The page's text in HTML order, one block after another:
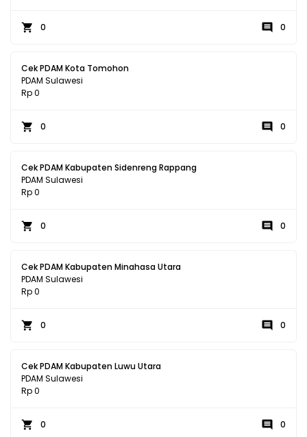
0 0
Cek PDAM Kota Tomohon
PDAM Sulawesi
Rp 0
0 0
Cek PDAM Kabupaten Sidenreng Rappang
PDAM Sulawesi
Rp 0
0 0
Cek PDAM Kabupaten Minahasa Utara
PDAM Sulawesi
Rp 0
0 0
Cek PDAM Kabupaten Luwu Utara
PDAM Sulawesi
Rp 0
0 0